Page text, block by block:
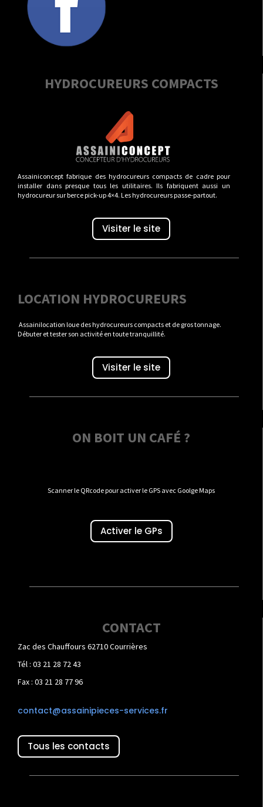
HYDROCUREURS COMPACTS
Assainiconcept fabrique des hydrocureurs compacts de cadre pour
installer dans presque tous les utilitaires. Ils fabriquent aussi un
hydrocureur sur berce pick-up 4×4. Les hydrocureurs passe-partout.
Visiter le site
LOCATION HYDROCUREURS
Assainilocation loue des hydrocureurs compacts et de gros tonnage.
Débuter et tester son activité en toute tranquillité.
Visiter le site
ON BOIT UN CAFÉ ?
Scanner le QRcode pour activer le GPS avec Goolge Maps
Activer le GPs
CONTACT
Zac des Chauffours 62710 Courrières
Tél : 03 21 28 72 43
Fax : 03 21 28 77 96
contact@assainipieces-services.fr
Tous les contacts